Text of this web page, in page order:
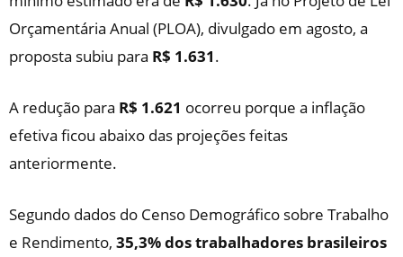
Orçamentária Anual (PLOA), divulgado em agosto, a
proposta subiu para R$ 1.631.
A redução para R$ 1.621 ocorreu porque a inflação
efetiva ficou abaixo das projeções feitas
anteriormente.
Segundo dados do Censo Demográfico sobre Trabalho
e Rendimento, 35,3% dos trabalhadores brasileiros